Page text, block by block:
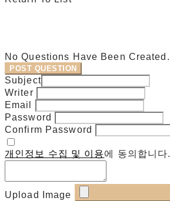
No Questions Have Been Created.
POST QUESTION
Subject
Writer
Email
Password
Confirm Password
개인정보 수집 및 이용에 동의합니다.
Upload Image